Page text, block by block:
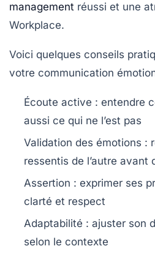
management réussi et une
Workplace.
Voici quelques conseils
votre communication
Écoute active : entendre
aussi ce qui ne l’est pas
Validation des émotions :
ressentis de l’autre avant
Assertion : exprimer ses
clarté et respect
Adaptabilité : ajuster son
selon le contexte